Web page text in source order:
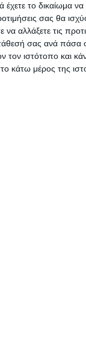
το δικαίωμα να
σας θα
να αλλάξετε τις
σας ανά πάσα
τον ιστότοπο και
κάτω μέρος της
και άξια
τον τρόπο την
Θερμές
επίσης
που